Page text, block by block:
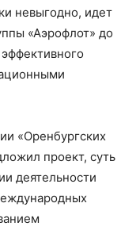
невыгодно, идет
«Аэрофлот» до
«Оренбургских
проект, суть
деятельности